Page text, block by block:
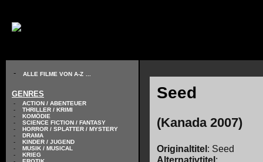
- ALLE FILME VON A-Z
GENRES
-
-
-
-
-
-
-
-
-
ACTION / ABENTEUER
THRILLER / KRIMI
KOMÖDIE
SCIENCE FICTION / FANTASY
HORROR / SPLATTER / MYSTERY
DRAMA
KINDER / JUGEND
MUSIK / MUSICAL
KRIEG
Seed
(Kanada 2007)
Originaltitel : Seed
Alternativtitel :